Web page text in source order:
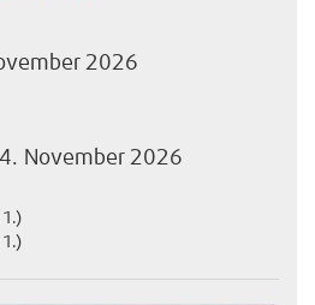
2026
November 2026